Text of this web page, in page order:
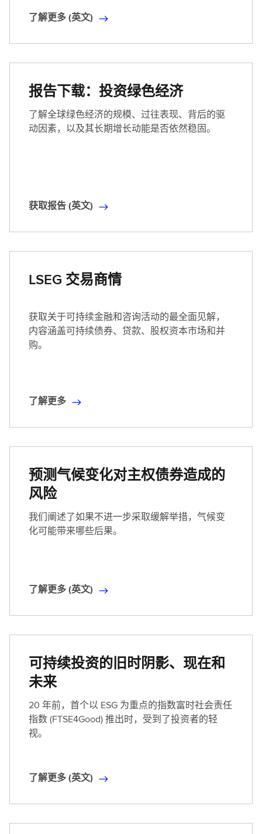
了
多
英
文
)
了解更多 (英文)
报告下载：投资绿色经济
了解全球绿色经济的规模、过往表现、背后的驱
动因素，以及其长期增长动能是否依然稳固。
获
告
英
)
获取报告 (英文)
LSEG 交易商情
获取关于可持续金融和咨询活动的最全面见解，
内容涵盖可持续债券、贷款、股权资本市场和并
购。
了
多
了解更多
预测气候变化对主权债券造成的
风险
我们阐述了如果不进一步采取缓解举措，气候变
化可能带来哪些后果。
了
多
英
文
了解更多 (英文)
可持续投资的旧时阴影、现在和
未来
20 年前，首个以 ESG 为重点的指数富时社会责任
指数 (FTSE4Good) 推出时，受到了投资者的轻
视。
了
多
了解更多 (英文)